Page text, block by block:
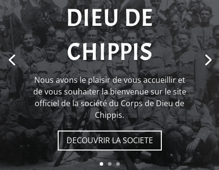
DIEU DE
CHIPPIS
Nous avons le plaisir de vous accueillir et
de vous souhaiter la bienvenue sur le site
officiel de la société du Corps de Dieu de
Chippis.
DECOUVRIR LA SOCIETE